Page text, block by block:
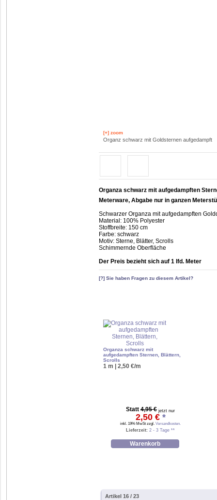
[+] zoom
Organz schwarz mit Goldsternen aufgedampft
Organza schwarz mit aufgedampften
Meterware, Abgabe nur in ganzen
Schwarzer Organza mit aufgedampften
Material: 100% Polyester
Stoffbreite: 150 cm
Farbe: schwarz
Motiv: Sterne, Blätter, Scrolls
Schimmernde Oberfläche
Der Preis bezieht sich auf 1 lfd. Meter
[?] Sie haben Fragen zu diesem Artikel?
Organza schwarz mit
aufgedampften Sternen, Blättern,
Scrolls
1 m | 2,50 €/m
Statt 4,95 € jetzt nur
2,50 € *
inkl. 19% MwSt zzgl. Versandkosten.
Lieferzeit: 2 - 3 Tage **
Artikel 16 / 23